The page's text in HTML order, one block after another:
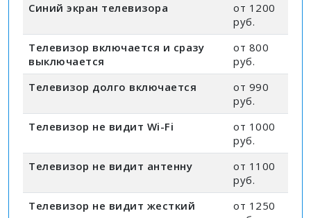
Синий экран телевизора
от 1200
руб.
Телевизор включается и сразу
выключается
от 800
руб.
Телевизор долго включается
от 990
руб.
Телевизор не видит Wi-Fi
от 1000
руб.
Телевизор не видит антенну
от 1100
руб.
Телевизор не видит жесткий
от 1250